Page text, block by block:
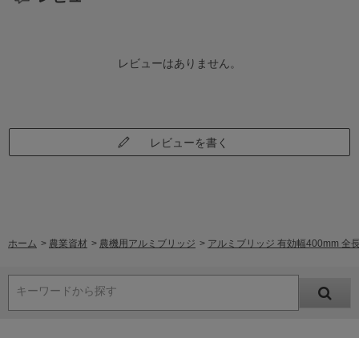
レビューはありません。
レビューを書く
ホーム > 農業資材 > 農機用アルミブリッジ > アルミブリッジ 有効幅400mm 全
キーワードから探す